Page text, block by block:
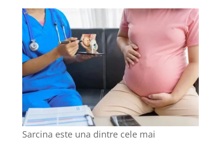
Sarcina este una dintre cele mai